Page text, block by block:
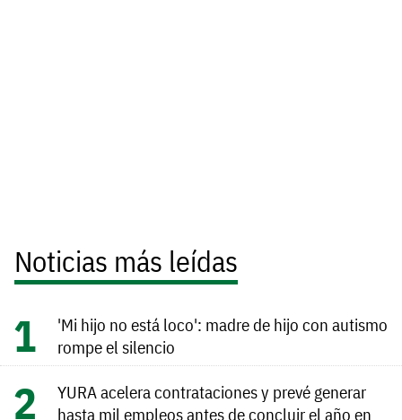
Noticias más leídas
'Mi hijo no está loco': madre de hijo con autismo
rompe el silencio
YURA acelera contrataciones y prevé generar
hasta mil empleos antes de concluir el año en